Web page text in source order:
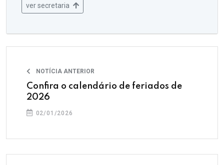
ver secretaria
NOTÍCIA ANTERIOR
Confira o calendário de feriados de
2026
02/01/2026